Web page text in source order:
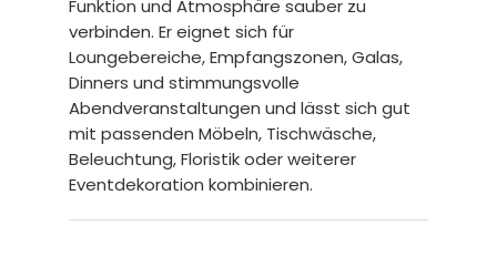
Funktion und Atmosphäre sauber zu
verbinden. Er eignet sich für
Loungebereiche, Empfangszonen, Galas,
Dinners und stimmungsvolle
Abendveranstaltungen und lässt sich gut
mit passenden Möbeln, Tischwäsche,
Beleuchtung, Floristik oder weiterer
Eventdekoration kombinieren.